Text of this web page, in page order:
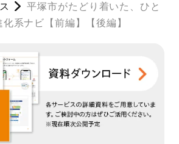
平塚市がたどり着いた、ひと
系ナビ【前編】【後編】